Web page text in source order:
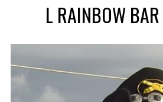
L RAINBOW